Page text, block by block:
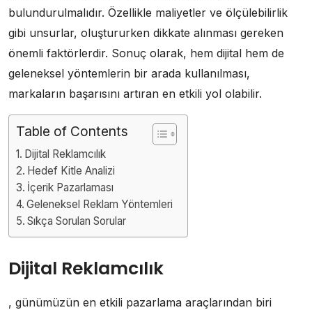
bulundurulmalıdır. Özellikle maliyetler ve ölçülebilirlik
gibi unsurlar, oluştururken dikkate alınması gereken
önemli faktörlerdir. Sonuç olarak, hem dijital hem de
geleneksel yöntemlerin bir arada kullanılması,
markaların başarısını artıran en etkili yol olabilir.
Table of Contents
Dijital Reklamcılık
Hedef Kitle Analizi
İçerik Pazarlaması
Geleneksel Reklam Yöntemleri
Sıkça Sorulan Sorular
Dijital Reklamcılık
, günümüzün en etkili pazarlama araçlarından biri